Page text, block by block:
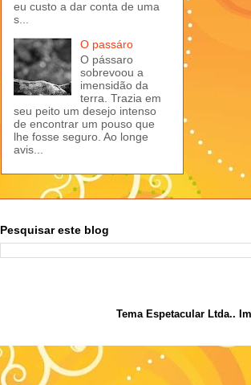
eu custo a dar conta de uma
s...
O passáro
O pássaro
sobrevoou a
imensidão da
terra. Trazia em
seu peito um desejo intenso
de encontrar um pouso que
lhe fosse seguro. Ao longe
avis...
Pesquisar este blog
Tema Espetacular Ltda..